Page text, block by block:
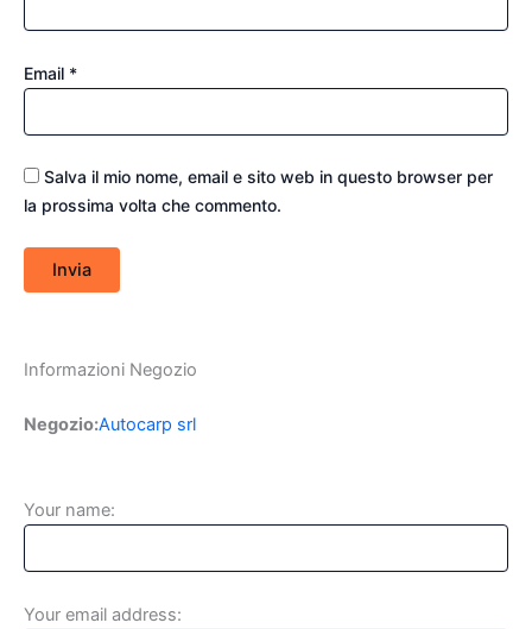
Email *
Salva il mio nome, email e sito web in questo browser per
la prossima volta che commento.
Informazioni Negozio
Negozio:Autocarp srl
Your name:
Your email address: